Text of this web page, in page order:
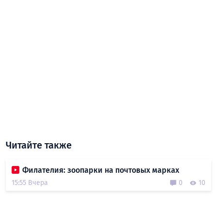
Читайте также
Филателия: зоопарки на почтовых марках
15:55 Вчера 0 10